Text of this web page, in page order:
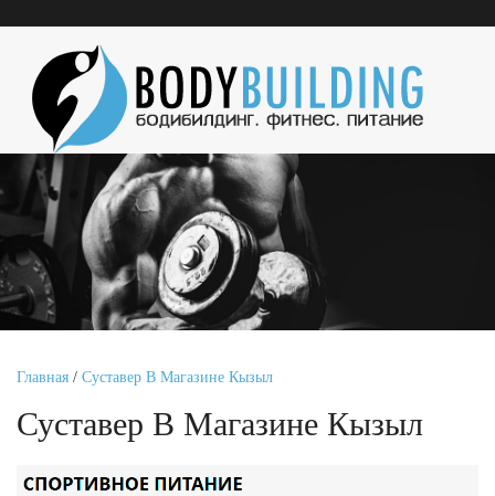
Главная / Суставер В Магазине Кызыл
Суставер В Магазине Кызыл